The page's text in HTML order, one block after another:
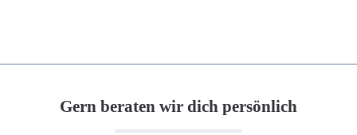
Gern beraten wir dich persönlich